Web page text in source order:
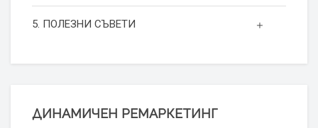
5. ПОЛЕЗНИ СЪВЕТИ
ДИНАМИЧЕН РЕМАРКЕТИНГ